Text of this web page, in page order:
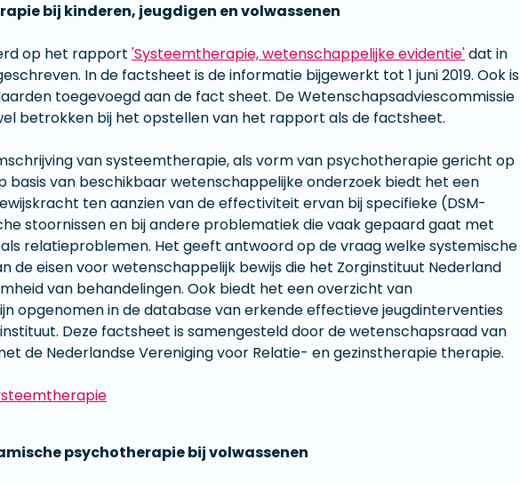
bij kinderen, jeugdigen en volwassenen
op het rapport 'Systeemtherapie, wetenschappelijke evidentie'dat in
In de factsheet is de informatie bijgewerkt tot 1 juni 2019. Ook is
toegevoegd aan de fact sheet. De Wetenschapsadviescommissie
betrokken bij het opstellen van het rapport als de factsheet.
van systeemtherapie, als vorm van psychotherapie gericht op
basis van beschikbaar wetenschappelijke onderzoek biedt het een
ten aanzien van de effectiviteit ervan bij specifieke (DSM-
stoornissen en bij andere problematiek die vaak gepaard gaat met
relatieproblemen. Het geeft antwoord op de vraag welke systemische
de eisen voor wetenschappelijk bewijs die het Zorginstituut Nederland
van behandelingen. Ook biedt het een overzicht van
opgenomen in de database van erkende effectieve jeugdinterventies
Deze factsheet is samengesteld door de wetenschapsraad van
de Nederlandse Vereniging voor Relatie- en gezinstherapie therapie.
psychotherapie bij volwassenen